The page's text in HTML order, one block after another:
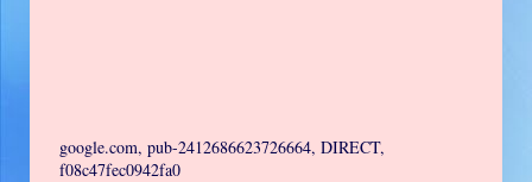
google.com, pub-2412686623726664, DIRECT,
f08c47fec0942fa0